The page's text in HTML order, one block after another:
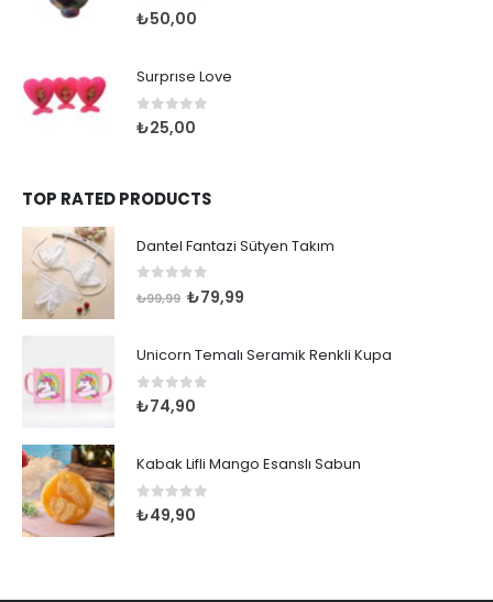
0 out of 5
₺50,00
Surprıse Love
0 out of 5
₺25,00
TOP RATED PRODUCTS
Dantel Fantazi Sütyen Takım
out of 5
₺99,99 Orijinal
₺79,99
Unicorn Temalı Seramik Renkli Kupa
0 out of 5
₺74,90
Kabak Lifli Mango Esanslı Sabun
0 out of 5
₺49,90